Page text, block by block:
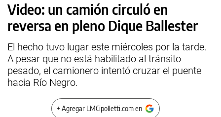
Video: un camión circuló en
reversa en pleno Dique Ballester
El hecho tuvo lugar este miércoles por la tarde.
A pesar que no está habilitado al tránsito
pesado, el camionero intentó cruzar el puente
hacia Río Negro.
+ Agregar LMCipolletti.com en